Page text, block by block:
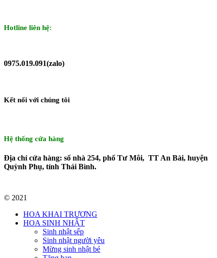
Hotline liên hệ:
0975.019.091(zalo)
Kết nối với chúng tôi
Hệ thống cửa hàng
Địa chỉ cửa hàng: số nhà 254, phố Tư Môi, TT An Bài, huyện
Quỳnh Phụ, tỉnh Thái Bình.
© 2021
HOA KHAI TRƯƠNG
HOA SINH NHẬT
Sinh nhật sếp
Sinh nhật người yêu
Mừng sinh nhật bé